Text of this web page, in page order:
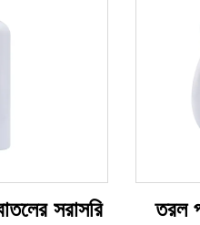
সরাসরি
তরল